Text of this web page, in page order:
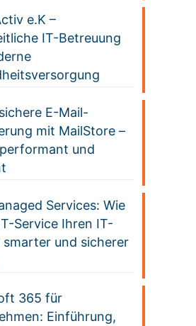
e.K –
IT-Betreuung
E-Mail-
mit MailStore –
und
Services: Wie
Service Ihren IT-
smarter und sicherer
365 für
Einführung,